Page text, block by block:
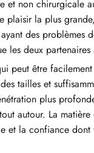
et non chirurgicale
plaisir la plus
des problèmes
les deux
peut être
tailles et
plus
autour. La
la confiance